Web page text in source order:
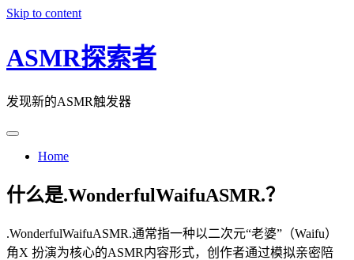
Skip to content
ASMR探索者
发现新的ASMR触发器
Home
什么是.WonderfulWaifuASMR.？
.WonderfulWaifuASMR.通常指一种以二次元“老婆”（Waifu）
角X 扮演为核心的ASMR内容形式，创作者通过模拟亲密陪